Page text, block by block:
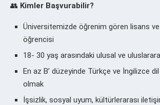
👥 Kimler Başvurabilir?
Üniversitemizde öğrenim gören lisans
öğrencisi
18- 30 yaş arasındaki ulusal ve
En az B’ düzeyinde Türkçe ve İngilizce
olmak
İşsizlik, sosyal uyum, kültürlerarası